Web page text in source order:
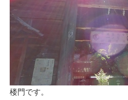
楼門です。